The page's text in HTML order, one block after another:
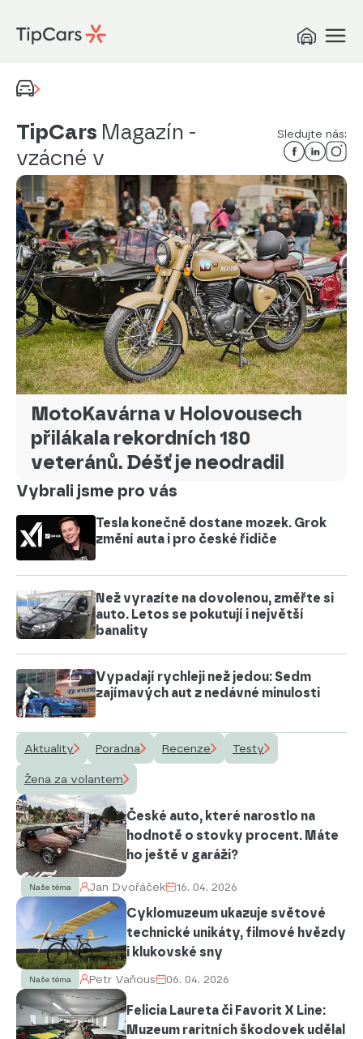
TipCars Magazín -
vzácné v
Sledujte nás:
MotoKavárna v Holovousech
přilákala rekordních 180
veteránů. Déšť je neodradil
Vybrali jsme pro vás
Tesla konečně dostane mozek. Grok
změní auta i pro české řidiče
Než vyrazíte na dovolenou, změřte si
auto. Letos se pokutují i největší
banality
Vypadají rychleji než jedou: Sedm
zajímavých aut z nedávné minulosti
Aktuality Poradna Recenze Testy
Žena za volantem
České auto, které narostlo na
hodnotě o stovky procent. Máte
ho ještě v garáži?
Naše téma Jan Dvořáček 16. 04. 2026
Cyklomuzeum ukazuje světové
technické unikáty, filmové hvězdy
i klukovské sny
Naše téma Petr Vaňous 06. 04. 2026
Felicia Laureta či Favorit X Line:
Muzeum raritních škodovek udělal